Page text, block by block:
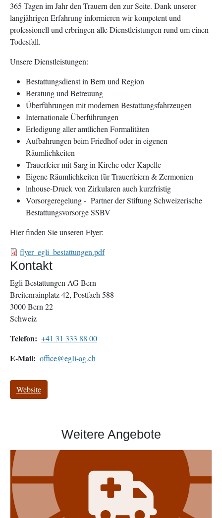
365 Tagen im Jahr den Trauern den zurSeite. Dankunserer
langjährigen Erfahrunginformieren wirkompetent und
professionell und erbringen alleDienstleistungen rund umeinen
Todesfall.
UnsereDienstleistungen:
Bestattungsdienst in Bern und Region
Beratung und Betreuung
Überführungen mit modernen Bestattungsfahrzeugen
Internationale Überführungen
Erledigungaller amtlichen Formalitäten
Aufbahrungen beim Friedhof oder in eigenen
Räumlichkeiten
Trauerfeiermit Sarg in KircheoderKapelle
EigeneRäumlichkeiten fürTrauerfeiern &Zermonien
lnhouse-Druck von Zirkularen auch kurzfristig
Vorsorgeregelung- Partner derStiftung Schweizerische
BestattungsvorsorgeSSBV
Hier finden Sie unseren Flyer:
Document
flyer_egli_bestattungen.pdf
Kontakt
Egli Bestattungen AG Bern
Breitenrainplatz 42, Postfach 588
3000Bern 22
Schweiz
Telefon +41 31 333 88 00
E-Mail office@egIi-ag.ch
Website
Weitere Angebote
Image